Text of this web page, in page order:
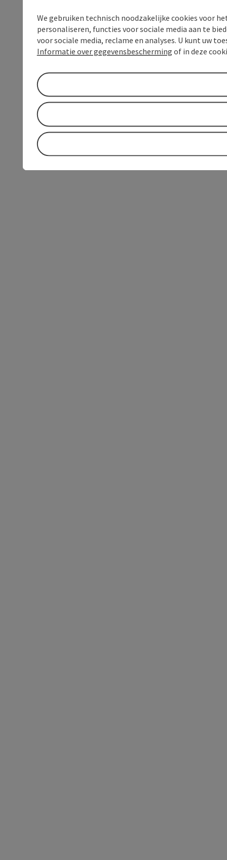
We gebruiken technisch noodzakelijke cookies voor
personaliseren, functies voor sociale media aan te
voor sociale media, reclame en analyses. U kunt uw
Informatie over gegevensbescherming of in deze